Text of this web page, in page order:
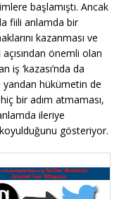
başlamıştı. Ancak
fiili anlamda bir
kazanması ve
önemli olan
‘kazası’nda da
hükümetin de
bir adım atmaması,
ileriye
gösteriyor.